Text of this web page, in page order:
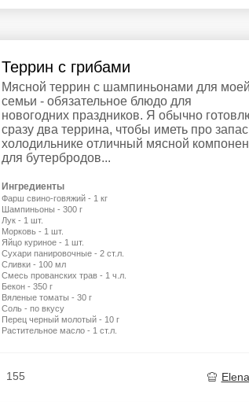
Террин с грибами
Мясной террин с шампиньонами для
семьи - обязательное блюдо для
новогодних праздников. Я обычно
сразу два террина, чтобы иметь про
холодильнике отличный мясной
для бутербродов...
Ингредиенты
Фарш свино-говяжий - 1 кг
Шампиньоны - 300 г
Лук - 1 шт.
Морковь - 1 шт.
Яйцо куриное - 1 шт.
Сухари панировочные - 2 ст.л.
Сливки - 100 мл
Смесь прованских трав - 1 ч.л.
Бекон - 350 г
Вяленые томаты - 30 г
Соль - по вкусу
Перец черный молотый - 10 г
Растительное масло - 1 ст.л.
155